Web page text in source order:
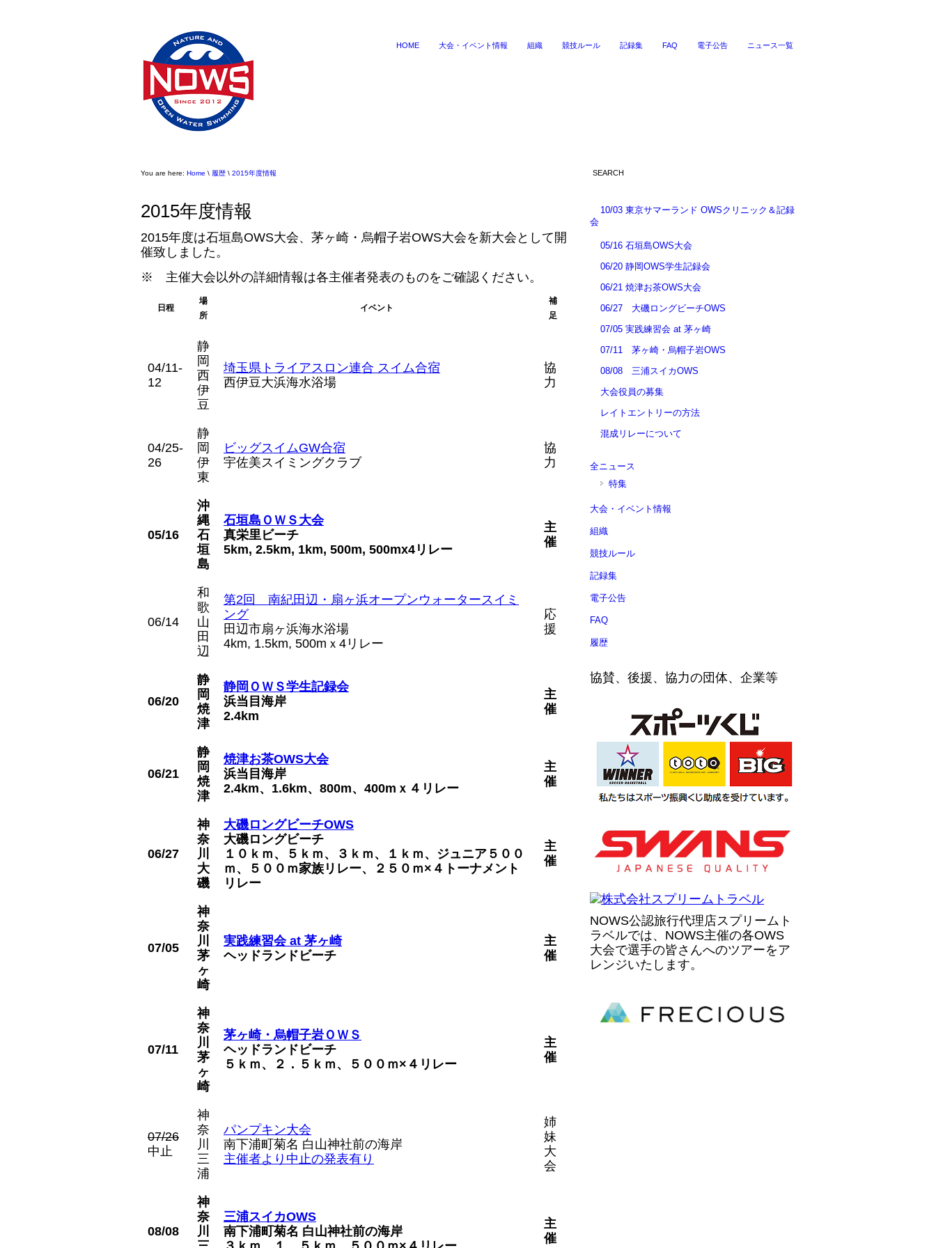
HOME 大会・イベント情報 組織 競技ルール 記録集 FAQ 電子公告 ニュース一覧
You are here: Home \ 履歴 \ 2015年度情報
2015年度情報
2015年度は石垣島OWS大会、茅ヶ崎・烏帽子岩OWS大会を新大会として開
催致しました。
※ 主催大会以外の詳細情報は各主催者発表のものをご確認ください。
日程
場
所
イベント
補
足
04/11-
12
静
岡
西
伊
豆
埼玉県トライアスロン連合 スイム合宿
西伊豆大浜海水浴場
協
力
04/25-
26
静
岡
伊
東
ビッグスイムGW合宿
宇佐美スイミングクラブ
協
力
05/16
沖
縄
石
垣
島
石垣島ＯＷＳ大会
真栄里ビーチ
5km, 2.5km, 1km, 500m, 500mx4リレー
主
催
06/14
和
歌
山
田
辺
第2回 南紀田辺・扇ヶ浜オープンウォータースイミ
ング
田辺市扇ヶ浜海水浴場
4km, 1.5km, 500mｘ4リレー
応
援
06/20
静
岡
焼
津
静岡ＯＷＳ学生記録会
浜当目海岸
2.4km
主
催
06/21
静
岡
焼
津
焼津お茶OWS大会
浜当目海岸
2.4km、1.6km、800m、400mｘ４リレー
主
催
06/27
神
奈
川
大
磯
大磯ロングビーチOWS
大磯ロングビーチ
１０ｋｍ、５ｋｍ、３ｋｍ、１ｋｍ、ジュニア５００
ｍ、５００ｍ家族リレー、２５０ｍ×４トーナメント
リレー
主
催
07/05
神
奈
川
茅
ヶ
崎
実践練習会 at 茅ヶ崎
ヘッドランドビーチ
主
催
07/11
神
奈
川
茅
ヶ
崎
茅ヶ崎・烏帽子岩ＯＷＳ
ヘッドランドビーチ
５ｋｍ、２．５ｋｍ、５００ｍ×４リレー
主
催
07/26
中止
神
奈
川
三
浦
パンプキン大会
南下浦町菊名 白山神社前の海岸
主催者より中止の発表有り
姉
妹
大
会
08/08
神
奈
川
三浦スイカOWS
南下浦町菊名 白山神社前の海岸
主
催
10/03 東京サマーランド OWSクリニック＆記録
会
05/16 石垣島OWS大会
06/20 静岡OWS学生記録会
06/21 焼津お茶OWS大会
06/27 大磯ロングビーチOWS
07/05 実践練習会 at 茅ヶ崎
07/11 茅ヶ崎・烏帽子岩OWS
08/08 三浦スイカOWS
大会役員の募集
レイトエントリーの方法
混成リレーについて
全ニュース
特集
大会・イベント情報
組織
競技ルール
記録集
電子公告
FAQ
履歴
協賛、後援、協力の団体、企業等
NOWS公認旅行代理店スプリームト
ラベルでは、NOWS主催の各OWS
大会で選手の皆さんへのツアーをア
レンジいたします。